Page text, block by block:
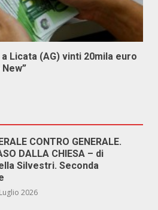
Licata (AG) vinti 20mila euro
CONTRO GENERALE.
DALLA CHIESA – di
Silvestri. Seconda
2026